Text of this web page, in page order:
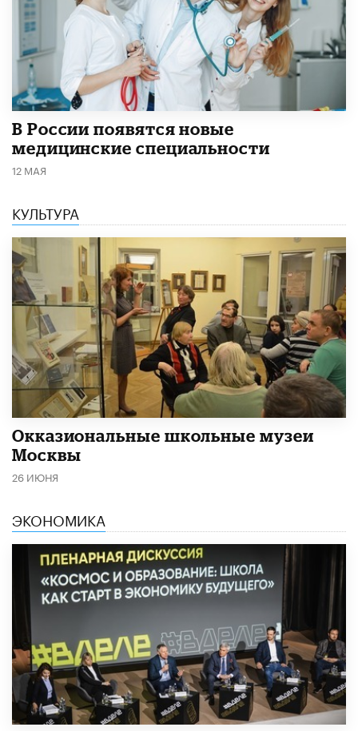
В России появятся новые
медицинские специальности
12 МАЯ
КУЛЬТУРА
​Окказиональные школьные музеи
Москвы
26 ИЮНЯ
ЭКОНОМИКА